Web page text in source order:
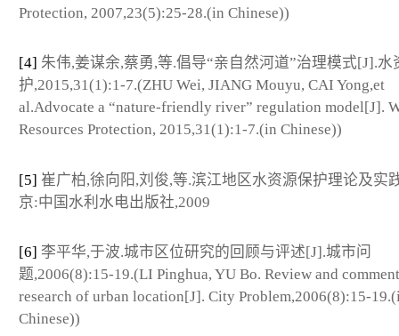
Protection, 2007,23(5):25-28.(in Chinese))
[4] 朱伟,姜谋余,蔡勇,等.倡导“亲自然河道”治理模式[J].水
护,2015,31(1):1-7.(ZHU Wei, JIANG Mouyu, CAI Yong,et
al.Advocate a “nature-friendly river” regulation model[J].
Resources Protection, 2015,31(1):1-7.(in Chinese))
[5] 崔广柏,徐向阳,刘俊,等.滨江地区水资源保护理论及实
京:中国水利水电出版社,2009
[6] 李平华,于波.城市区位研究的回顾与评述[J].城市问
题,2006(8):15-19.(LI Pinghua, YU Bo. Review and
research of urban location[J]. City Problem,2006(8):15-
Chinese))